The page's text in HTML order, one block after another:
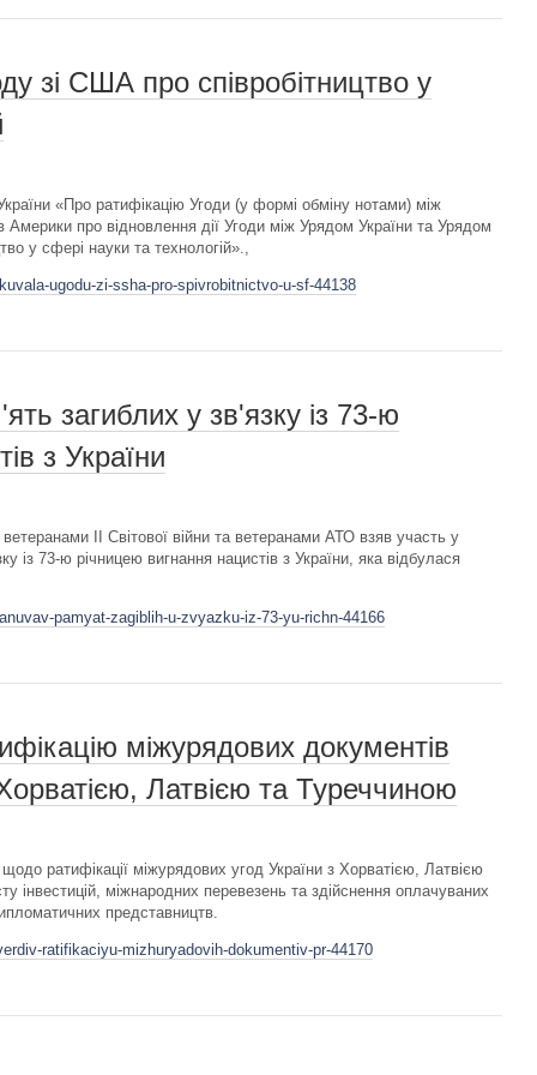
зі США про співробітництво у
«Про ратифікацію Угоди (у формі обміну нотами) між
про відновлення дії Угоди між Урядом України та Урядом
у сфері науки та технологій».,
ugodu-zi-ssha-pro-spivrobitnictvo-u-sf-44138
загиблих у зв'язку із 73-ю
з України
ІІ Світової війни та ветеранами АТО взяв участь у
із 73-ю річницею вигнання нацистів з України, яка відбулася
pamyat-zagiblih-u-zvyazku-iz-73-yu-richn-44166
міжурядових документів
Латвією та Туреччиною
ратифікації міжурядових угод України з Хорватією, Латвією
інвестицій, міжнародних перевезень та здійснення оплачуваних
представництв.
ratifikaciyu-mizhuryadovih-dokumentiv-pr-44170